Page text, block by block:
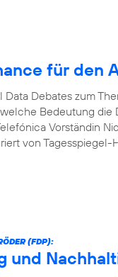
für den
Debates zum
Bedeutung
Vorständin
von
(FDP):
und